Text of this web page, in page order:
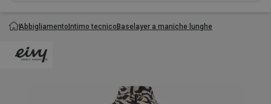
AbbigliamentoIntimo tecnicoBaselayer a maniche lunghe